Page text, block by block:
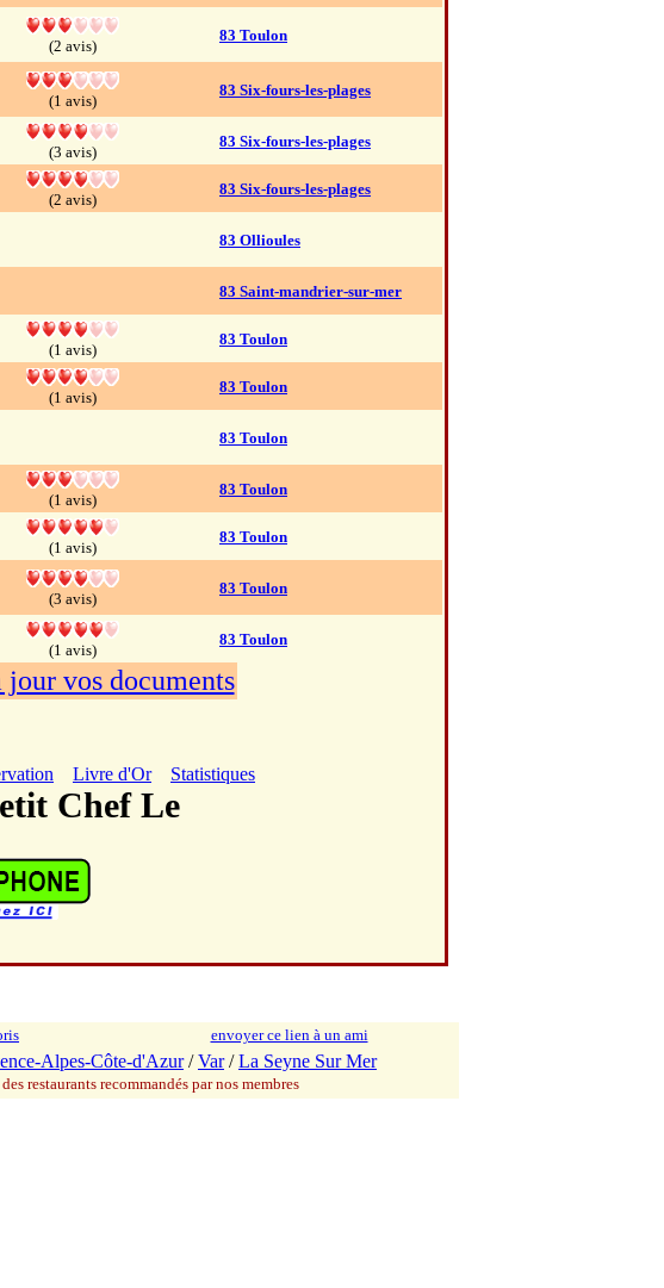
(2 avis)
83 Toulon
(1 avis)
83 Six-fours-les-plages
(3 avis)
83 Six-fours-les-plages
(2 avis)
83 Six-fours-les-plages
83 Ollioules
83 Saint-mandrier-sur-mer
(1 avis)
83 Toulon
(1 avis)
83 Toulon
83 Toulon
(1 avis)
83 Toulon
(1 avis)
83 Toulon
(3 avis)
83 Toulon
(1 avis)
83 Toulon
jour vos documents
Livre d'Or Statistiques
Chef Le
envoyer ce lien à un ami
Alpes-Côte-d'Azur/Var/La Seyne Sur Mer
restaurants recommandés par nos membres